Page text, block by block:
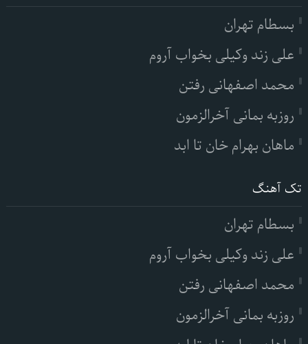
بسطام تهران
علی زند وکیلی بخواب آروم
محمد اصفهانی رفتن
روزبه بمانی آخرالزمون
ماهان بهرام خان تا ابد
تک آهنگ
بسطام تهران
علی زند وکیلی بخواب آروم
محمد اصفهانی رفتن
روزبه بمانی آخرالزمون